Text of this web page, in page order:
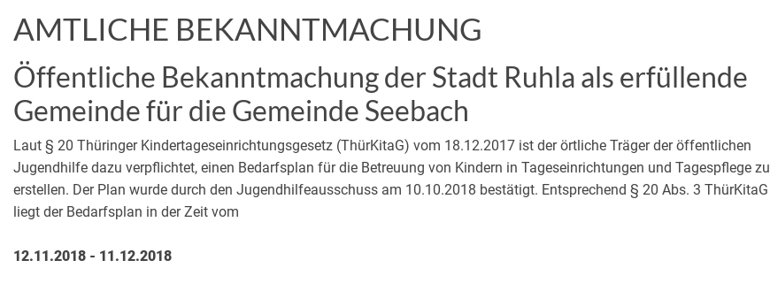
AMTLICHE BEKANNTMACHUNG
Öffentliche Bekanntmachung der Stadt Ruhla als erfüllende
Gemeinde für die Gemeinde Seebach
Laut § 20 Thüringer Kindertageseinrichtungsgesetz (ThürKitaG) vom 18.12.2017 ist der örtliche Träger der öffentlichen
Jugendhilfe dazu verpflichtet, einen Bedarfsplan für die Betreuung von Kindern in Tageseinrichtungen und Tagespflege zu
erstellen. Der Plan wurde durch den Jugendhilfeausschuss am 10.10.2018 bestätigt. Entsprechend § 20 Abs. 3 ThürKitaG
liegt der Bedarfsplan in der Zeit vom
12.11.2018 - 11.12.2018